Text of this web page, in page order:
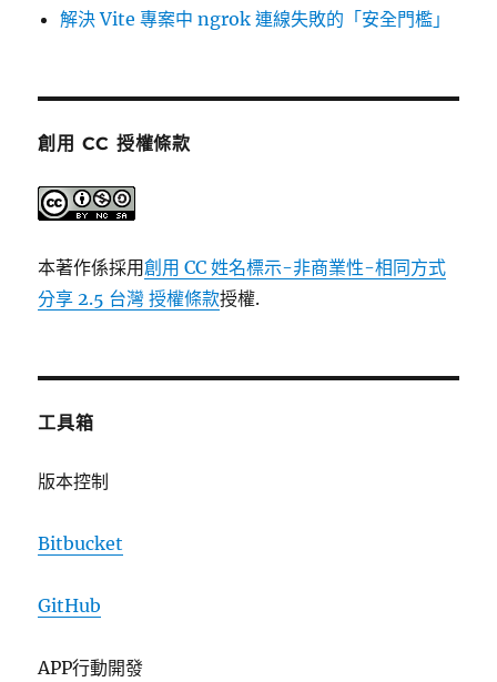
解決 Vite 專案中 ngrok 連線失敗的「安全門檻」
創用 CC 授權條款
本著作係採用創用 CC 姓名標示-非商業性-相同方式
分享 2.5 台灣 授權條款授權.
工具箱
版本控制
Bitbucket
GitHub
APP行動開發